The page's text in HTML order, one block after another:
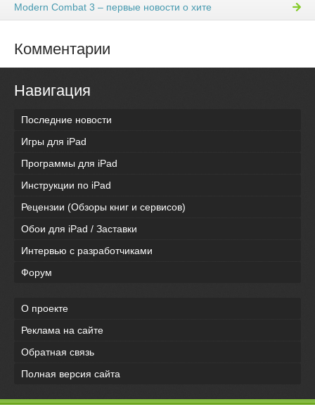
Modern Combat 3 – первые новости о хите
Комментарии
Навигация
Последние новости
Игры для iPad
Программы для iPad
Инструкции по iPad
Рецензии (Обзоры книг и сервисов)
Обои для iPad / Заставки
Интервью с разработчиками
Форум
О проекте
Реклама на сайте
Обратная связь
Полная версия сайта